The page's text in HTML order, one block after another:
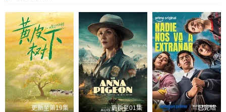
更新至第19集 更新至01集 已完结